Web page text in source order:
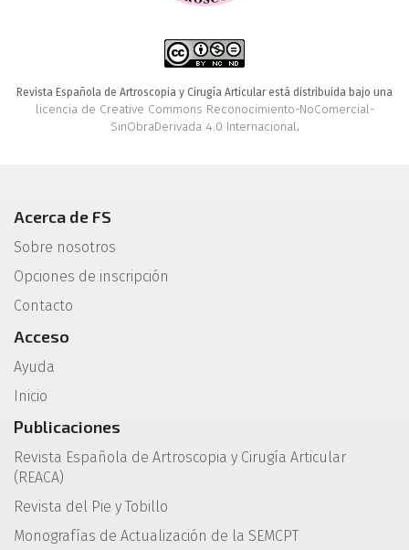
Revista Española de Artroscopia y Cirugía Articular está distribuida bajo una
licencia de Creative Commons Reconocimiento-NoComercial-
SinObraDerivada 4.0 Internacional.
Acerca de FS
Sobre nosotros
Opciones de inscripción
Contacto
Acceso
Ayuda
Inicio
Publicaciones
Revista Española de Artroscopia y Cirugía Articular
(REACA)
Revista del Pie y Tobillo
Monografías de Actualización de la SEMCPT